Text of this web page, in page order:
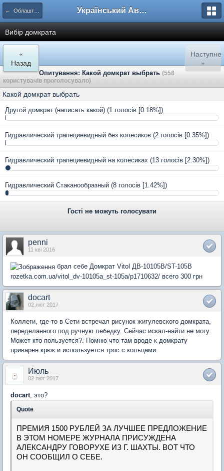
← Облаштування гаража Український Автоклуб ВАЗ
Вибір домкрата
«
Назад
Наступне
»
Опитування: Какой домкрат выбрать (558
користувачів проголосувало)
Какой домкрат выбрать
Другой домкрат (написать какой) (1 голосів [0.18%])
Гидравлический трапециевидный без колесиков (2 голосів [0.35%])
Гидравлический трапециевидный на колесиках (13 голосів [2.30%])
Гидравлический Стаканообразный (8 голосів [1.42%])
Гості не можуть голосувати
penni
11 кві 2016
брал себе Домкрат Vitol ДВ-10105В/ST-105B
rozetka.com.ua/vitol_dv-10105a_st-105a/p1710632/ всего 300 грн
docart
02 лют 2017
Коллеги, где-то в Сети встречал рисунок жигулевского домкрата,
переделанного под ручную лебедку. Сейчас искал-найти не могу.
Может кто пользуется?. Помню что там вроде к домкрату
приварен крюк и используется трос с кольцами.
Июль
02 лют 2017
docart, это?
Quote
ПРЕМИЯ 1500 РУБЛЕЙ ЗА ЛУЧШЕЕ ПРЕДЛОЖЕНИЕ
В ЭТОМ НОМЕРЕ ЖУРНАЛА ПРИСУЖДЕНА
АЛЕКСАНДРУ ГОВОРУХЕ ИЗ Г. ШАХТЫ. ВОТ ЧТО
ОН СООБЩИЛ О СЕБЕ.